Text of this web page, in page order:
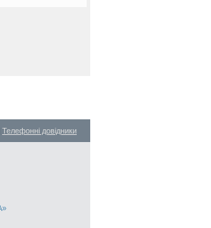
Телефонні довідники